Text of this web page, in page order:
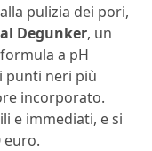
pulizia dei pori,
Degunker, un
a pH
punti neri più
incorporato.
e immediati, e si
euro.